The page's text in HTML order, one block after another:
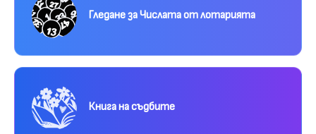
Гледане за Числата от лотарията
Книга на съдбите